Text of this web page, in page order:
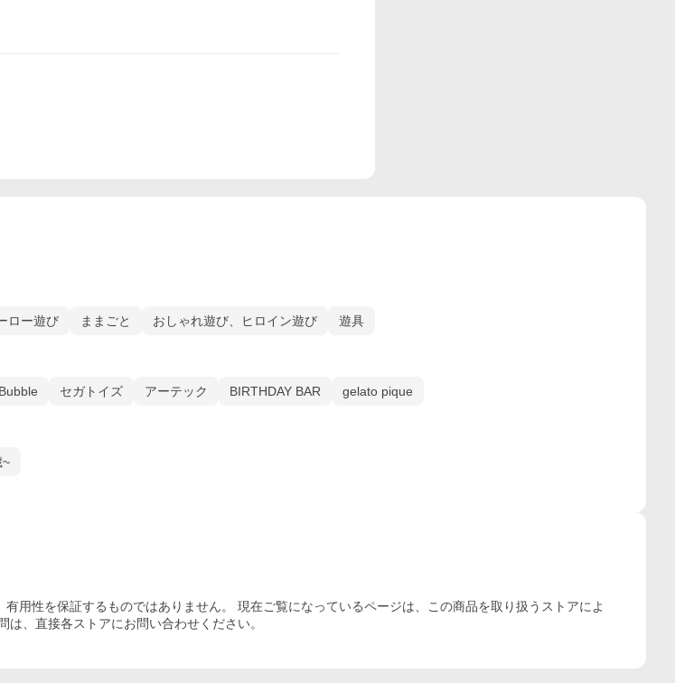
ロー遊び ままごと おしゃれ遊び、ヒロイン遊び 遊具
セガトイズ アーテック BIRTHDAY BAR gelato pique
~
用性を保証するものではありません。 現在ご覧になっているページは、この商品を取り扱うストアによ
は、直接各ストアにお問い合わせください。